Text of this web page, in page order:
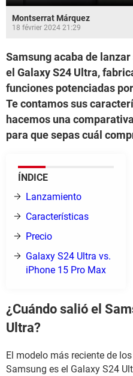
Montserrat Márquez
18 février 2024 21:29
Samsung acaba de
el Galaxy S24 Ultra,
funciones potenciadas
Te contamos sus
hacemos una
para que sepas cuál
ÍNDICE
Lanzamiento
Características
Precio
Galaxy S24 Ultra vs.
iPhone 15 Pro Max
¿Cuándo salió el
Ultra?
El modelo más reciente de
Samsung es el Galaxy S24